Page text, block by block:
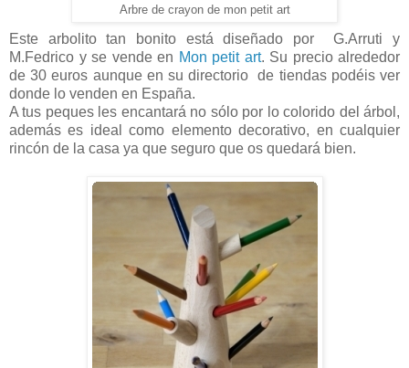
Arbre de crayon de mon petit art
Este arbolito tan bonito está diseñado por
G.Arruti y
M.Fedrico y se vende en Mon petit art. Su precio alrededor
de 30 euros aunque en su directorio
de tiendas podéis ver
donde lo venden en España.
A tus peques les encantará no sólo por lo colorido del árbol,
además es ideal como elemento decorativo, en cualquier
rincón de la casa ya que seguro que os quedará bien.